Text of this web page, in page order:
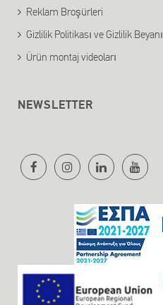
Reklam Broşürleri
Gizlilik Politikası ve Gizlilik Beyanı
Ürün montaj videoları
NEWSLETTER